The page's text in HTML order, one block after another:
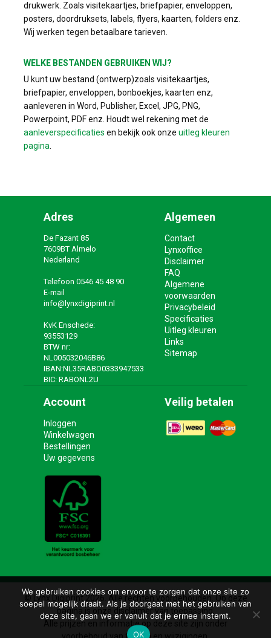
drukwerk. Zoals visitekaartjes, briefpapier, enveloppen,
posters, doordruksets, labels, flyers, kaarten, folders enz.
Wij werken tegen betaalbare tarieven.
WELKE BESTANDEN GEBRUIKEN WIJ?
U kunt uw bestand (ontwerp)zoals visitekaartjes,
briefpapier, enveloppen, bonboekjes, kaarten enz,
aanleveren in Word, Publisher, Excel, JPG, PNG,
Powerpoint, PDF enz. Houdt wel rekening met de
aanleverspecificaties en bekijk ook onze uitleg kleuren
pagina
Adres
De Fazant 85
7609BT Almelo
Nederland
Telefoon 0546 45 48 90
E-mail
info@lynxdigiprint.nl
KvK Enschede:
93553129
BTW nr:
NL005032046B86
IBAN:NL35RABO0333947533
BIC: RABONL2U
Algemeen
Contact
Lynxoffice
Disclaimer
FAQ
Algemene
voorwaarden
Privacybeleid
Specificaties
Uitleg kleuren
Links
Sitemap
Account
Inloggen
Winkelwagen
Bestellingen
Uw gegevens
Veilig betalen
© Lynx Digiprint 2026. Alle rechten voorbehouden. Op deze
pagina is onze disclaimer van toepassing.
Alle prijzen en informatie op deze site zijn onder
We gebruiken cookies om ervoor te zorgen dat onze site zo
soepel mogelijk draait. Als je doorgaat met het gebruiken van
deze site, gaan we er vanuit dat je ermee instemt.
OK